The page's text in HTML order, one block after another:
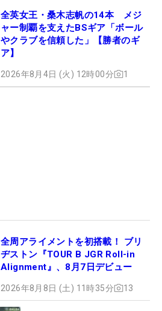
全英女王・桑木志帆の14本 メジ
ャー制覇を支えたBSギア「ボール
やクラブを信頼した」【勝者のギ
ア】
2026年8月4日 (火) 12時00分 1
全周アライメントを初搭載！ ブリ
ヂストン『TOUR B JGR Roll-in
Alignment』、8月7日デビュー
2026年8月8日 (土) 11時35分 13